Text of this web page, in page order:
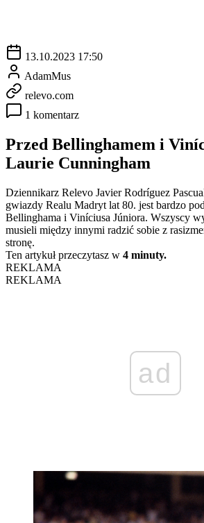
13.10.2023 17:50
AdamMus
relevo.com
1 komentarz
Przed Bellinghamem i
Laurie Cunningham
Dziennikarz Relevo Javier Rodríguez
gwiazdy Realu Madryt lat 80. jest bardzo
Bellinghama i Viníciusa Júniora. Wszyscy
musieli między innymi radzić sobie z
stronę.
Ten artykuł przeczytasz w 4 minuty.
REKLAMA
REKLAMA
ad